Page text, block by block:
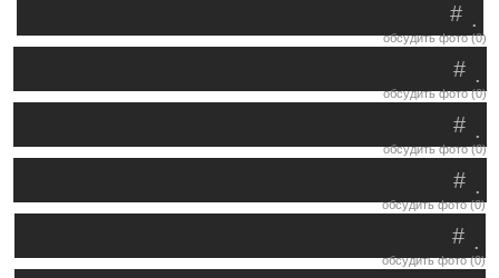
.
#
обсудить фото (0)
.
#
обсудить фото (0)
.
#
обсудить фото (0)
.
#
обсудить фото (0)
.
#
обсудить фото (0)